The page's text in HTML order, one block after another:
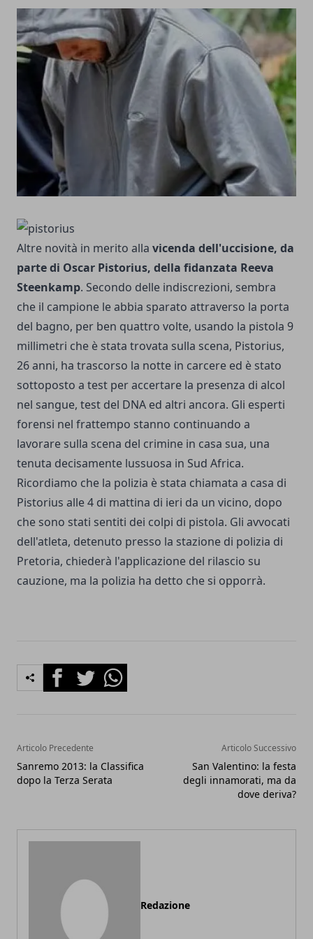
Altre novità in merito alla vicenda dell'uccisione, da
parte di Oscar Pistorius, della fidanzata Reeva
Steenkamp. Secondo delle indiscrezioni, sembra
che il campione le abbia sparato attraverso la porta
del bagno, per ben quattro volte, usando la pistola 9
millimetri che è stata trovata sulla scena, Pistorius,
26 anni, ha trascorso la notte in carcere ed è stato
sottoposto a test per accertare la presenza di alcol
nel sangue, test del DNA ed altri ancora. Gli esperti
forensi nel frattempo stanno continuando a
lavorare sulla scena del crimine in casa sua, una
tenuta decisamente lussuosa in Sud Africa.
Ricordiamo che la polizia è stata chiamata a casa di
Pistorius alle 4 di mattina di ieri da un vicino, dopo
che sono stati sentiti dei colpi di pistola. Gli avvocati
dell'atleta, detenuto presso la stazione di polizia di
Pretoria, chiederà l'applicazione del rilascio su
cauzione, ma la polizia ha detto che si opporrà.
FacebookTwitterWhatsapp
Articolo Precedente
Sanremo 2013: la Classifica
dopo la Terza Serata
Articolo Successivo
San Valentino: la festa
degli innamorati, ma da
dove deriva?
Redazione